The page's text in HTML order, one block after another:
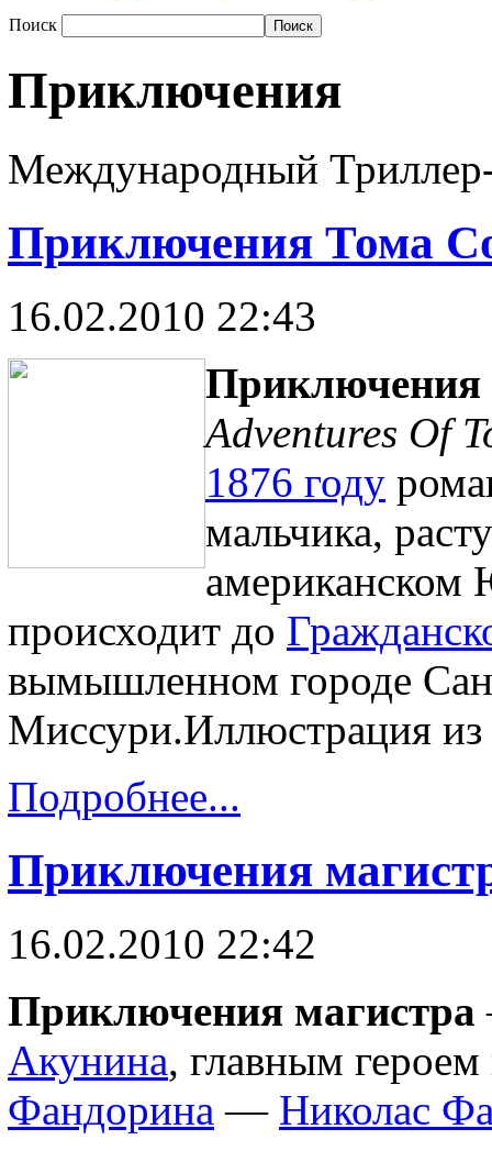
Поиск
Приключения
Международный
Приключения Тома
16.02.2010 22:43
Приключения
Adventures Of
1876 году
мальчика,
американском
происходит до
вымышленном городе
Миссури.Иллюстрация
Подробнее...
Приключения
16.02.2010 22:42
Приключения магистра
Акунина, главным
Фандорина — Николас